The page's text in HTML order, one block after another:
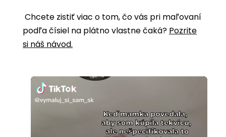
Chcete zistiť viac o tom, čo vás pri maľovaní
podľa čísiel na plátno vlastne čaká? Pozrite
si náš návod.